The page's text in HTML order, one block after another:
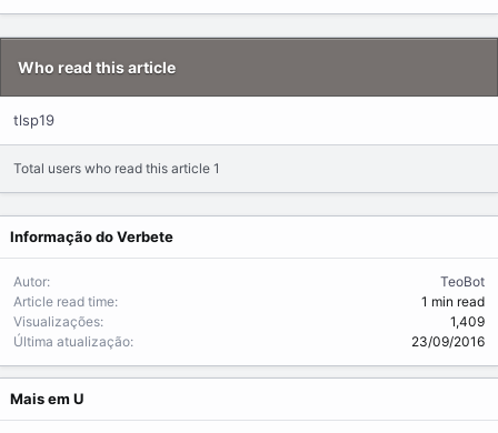
m
Who read this article
tlsp19
Total users who read this article 1
Informação do Verbete
Autor
TeoBot
Article read time
1 min read
Visualizações
1,409
Última atualização
23/09/2016
Mais em U